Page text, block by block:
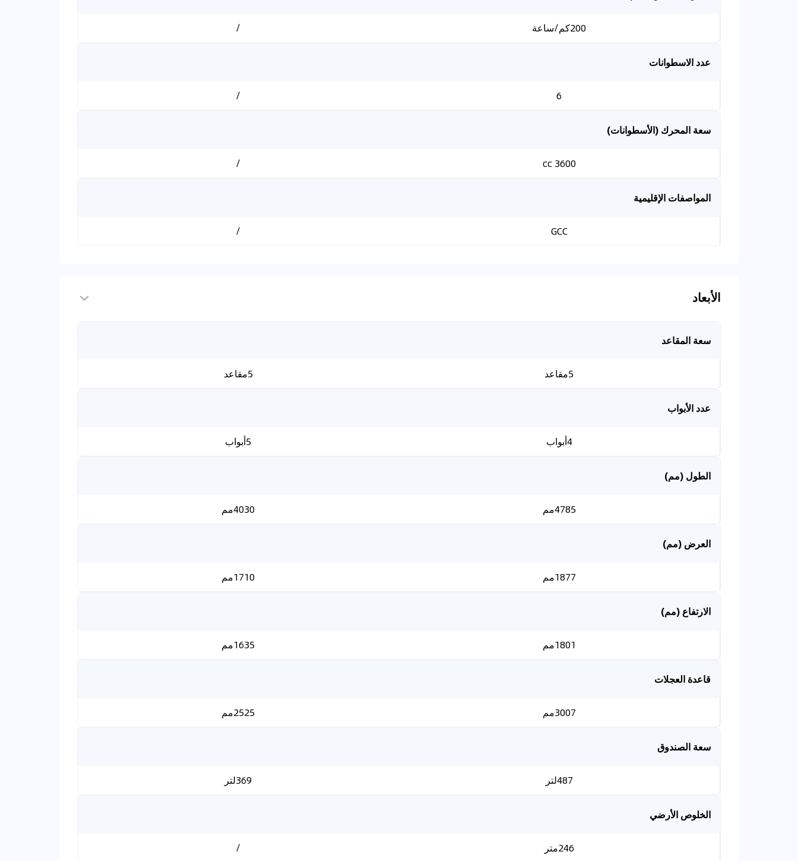
200كم/ساعة /
عدد الاسطوانات
6
/
سعة المحرك (الأسطوانات)
3600 cc
/
المواصفات الإقليمية
GCC
/
الأبعاد
سعة المقاعد
5مقاعد 5مقاعد
عدد الأبواب
4أبواب 5أبواب
الطول (مم)
4785مم 4030مم
العرض (مم)
1877مم 1710مم
الارتفاع (مم)
1801مم 1635مم
قاعدة العجلات
3007مم 2525مم
سعة الصندوق
487لتر 369لتر
الخلوص الأرضي
246متر /